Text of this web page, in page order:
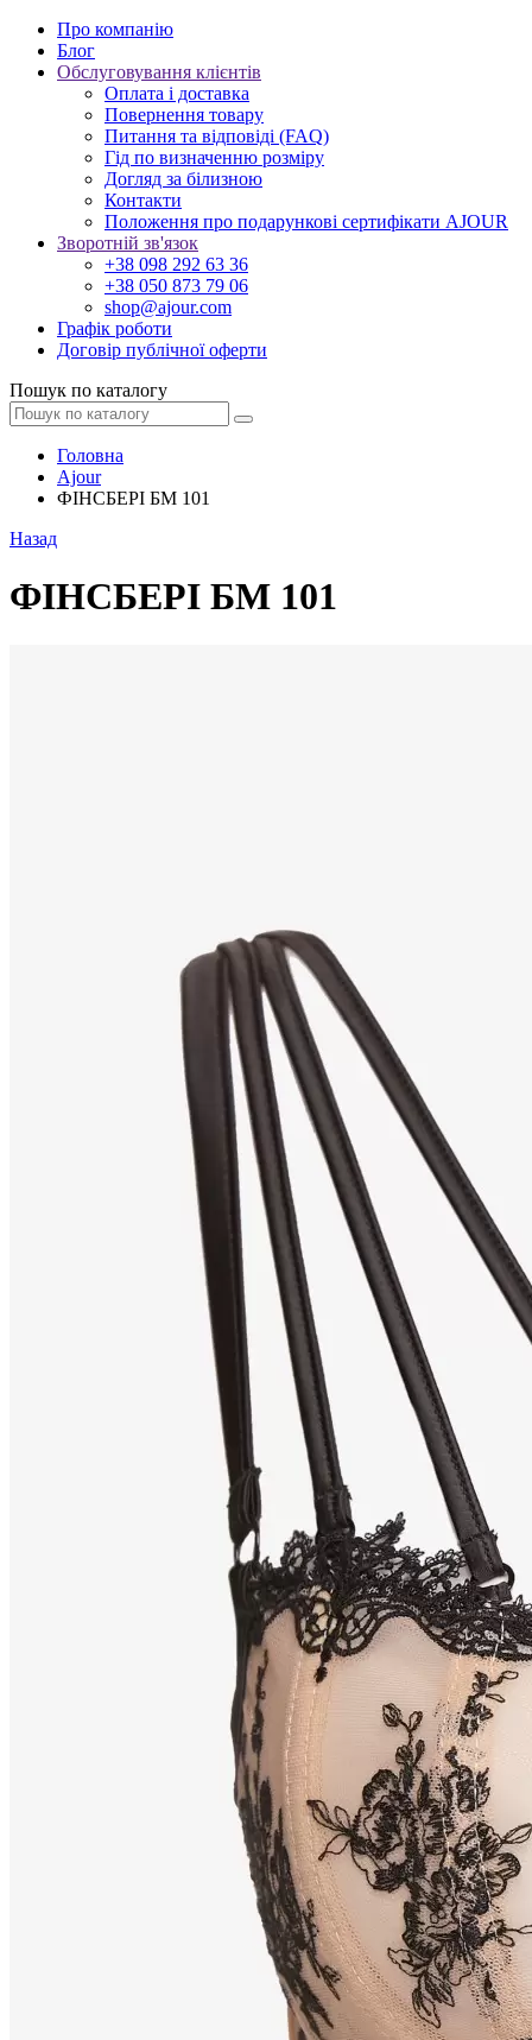
Про компанію
Блог
Обслуговування клієнтів
Оплата і доставка
Повернення товару
Питання та відповіді (FAQ)
Гід по визначенню розміру
Догляд за білизною
Контакти
Положення про подарункові сертифікати AJOUR
Зворотній зв'язок
+38 098 292 63 36
+38 050 873 79 06
shop@ajour.com
Графік роботи
Договір публічної оферти
Пошук по каталогу
Головна
Ajour
ФІНСБЕРІ БМ 101
Назад
ФІНСБЕРІ БМ 101